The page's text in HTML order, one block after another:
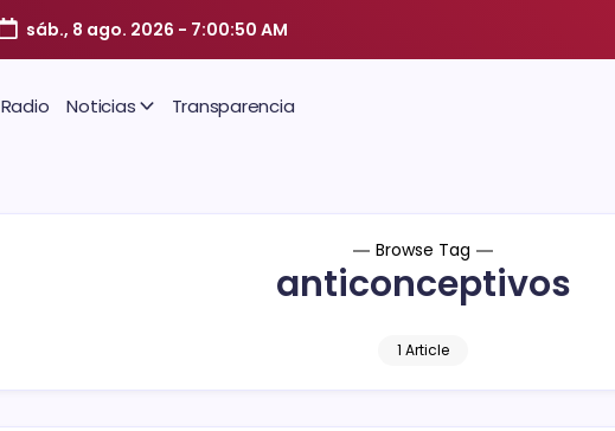
sáb., 8 ago. 2026 - 7:00:51 AM
Radio Noticias Transparencia
Browse Tag
anticonceptivos
1 Article